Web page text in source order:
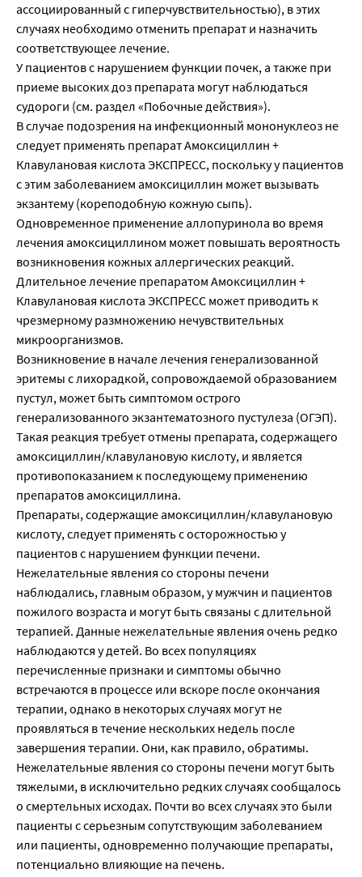
ассоциированный с гиперчувствительностью), в этих
случаях необходимо отменить препарат и назначить
соответствующее лечение.
У пациентов с нарушением функции почек, а также при
приеме высоких доз препарата могут наблюдаться
судороги (см. раздел «Побочные действия»).
В случае подозрения на инфекционный мононуклеоз не
следует применять препарат Aмоксициллин +
Клавулановая кислота ЭКСПРЕСС, поскольку у пациентов
с этим заболеванием амоксициллин может вызывать
экзантему (кореподобную кожную сыпь).
Одновременное применение аллопуринола во время
лечения амоксициллином может повышать вероятность
возникновения кожных аллергических реакций.
Длительное лечение препаратом Aмоксициллин +
Клавулановая кислота ЭКСПРЕСС может приводить к
чрезмерному размножению нечувствительных
микроорганизмов.
Возникновение в начале лечения генерализованной
эритемы с лихорадкой, сопровождаемой образованием
пустул, может быть симптомом острого
генерализованного экзантематозного пустулеза (ОГЭП).
Такая реакция требует отмены препарата, содержащего
амоксициллин/клавулановую кислоту, и является
противопоказанием к последующему применению
препаратов амоксициллина.
Препараты, содержащие амоксициллин/клавулановую
кислоту, следует применять с осторожностью у
пациентов с нарушением функции печени.
Нежелательные явления со стороны печени
наблюдались, главным образом, у мужчин и пациентов
пожилого возраста и могут быть связаны с длительной
терапией. Данные нежелательные явления очень редко
наблюдаются у детей. Во всех популяциях
перечисленные признаки и симптомы обычно
встречаются в процессе или вскоре после окончания
терапии, однако в некоторых случаях могут не
проявляться в течение нескольких недель после
завершения терапии. Они, как правило, обратимы.
Нежелательные явления со стороны печени могут быть
тяжелыми, в исключительно редких случаях сообщалось
о смертельных исходах. Почти во всех случаях это были
пациенты с серьезным сопутствующим заболеванием
или пациенты, одновременно получающие препараты,
потенциально влияющие на печень.